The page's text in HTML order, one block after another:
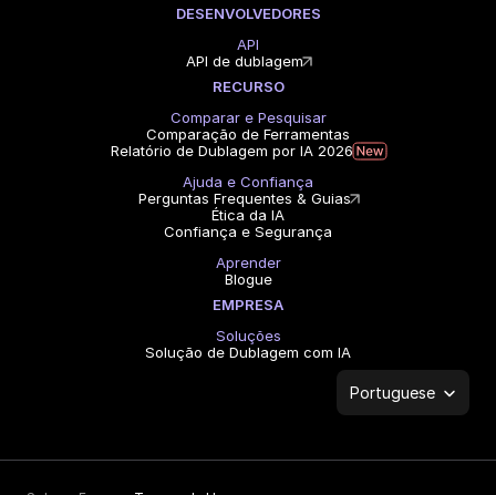
DESENVOLVEDORES
API
API de dublagem
RECURSO
Comparar e Pesquisar
Comparação de Ferramentas
Relatório de Dublagem por IA 2026
Ajuda e Confiança
Perguntas Frequentes & Guias
Ética da IA
Confiança e Segurança
Aprender
Blogue
EMPRESA
Soluções
Solução de Dublagem com IA
Select Language
Portuguese